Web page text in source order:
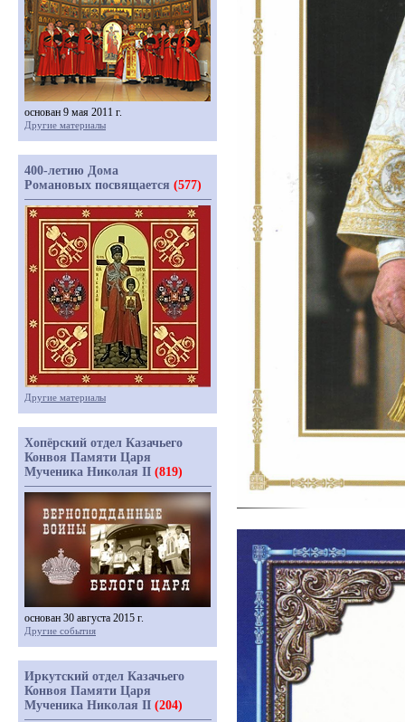
основан 9 мая 2011 г.
Другие материалы
400-летию Дома
Романовых посвящается (577)
Другие материалы
Хопёрский отдел Казачьего
Конвоя Памяти Царя
Мученика Николая II (819)
основан 30 августа 2015 г.
Другие события
Иркутский отдел Казачьего
Конвоя Памяти Царя
Мученика Николая II (204)